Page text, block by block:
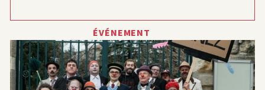
ÉVÉNEMENT